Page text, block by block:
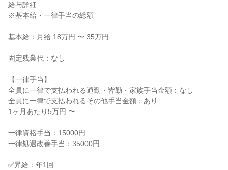
給与詳細
※基本給・一律手当の総額
基本給：月給 18万円 〜 35万円
固定残業代：なし
【一律手当】
全員に一律で支払われる通勤・皆勤・家族手当金額：なし
全員に一律で支払われるその他手当金額：あり
1ヶ月あたり5万円 〜
一律資格手当：15000円
一律処遇改善手当：35000円
✅昇給：年1回